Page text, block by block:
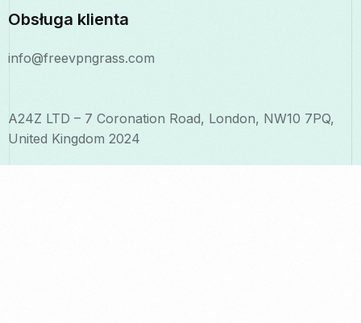
Obsługa klienta
info@freevpngrass.com
A24Z LTD – 7 Coronation Road, London, NW10 7PQ,
United Kingdom 2024